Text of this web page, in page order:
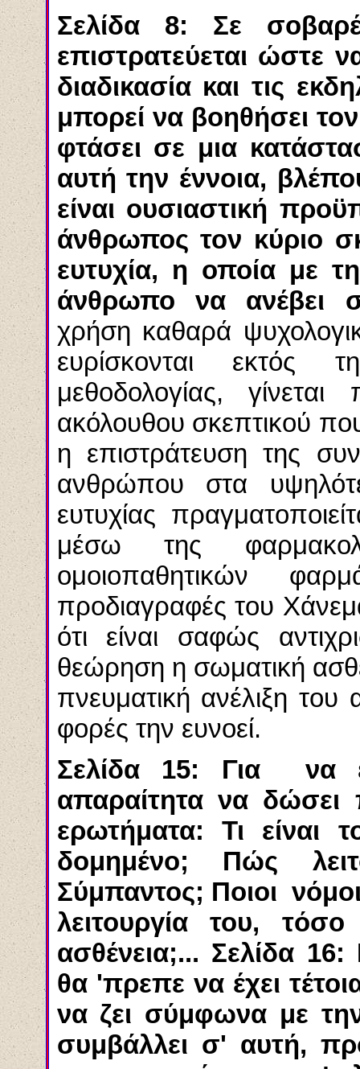
Σελίδα 8: Σε
επιστρατεύεται ώστε
διαδικασία και τις
μπορεί να βοηθήσει
φτάσει σε μια
αυτή την έννοια,
είναι ουσιαστική
άνθρωπος τον κύριο
ευτυχία, η οποία με
άνθρωπο να ανέβει
χρήση καθαρά
ευρίσκονται εκτός
μεθοδολογίας,
ακόλουθου σκεπτικού
η επιστράτευση της
ανθρώπου στα
ευτυχίας
μέσω της
ομοιοπαθητικών
προδιαγραφές του
ότι είναι σαφώς
θεώρηση η σωματική
πνευματική ανέλιξη
φορές την ευνοεί.
Σελίδα 15: Για να
απαραίτητα να δώσει
ερωτήματα: Τι είναι
δομημένο; Πώς
Σύμπαντος; Ποιοι
λειτουργία του,
ασθένεια;... Σελίδα
θα 'πρεπε να έχει
να ζει σύμφωνα με
συμβάλλει σ' αυτή,